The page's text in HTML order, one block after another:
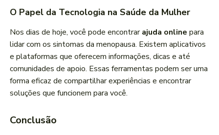
O Papel da Tecnologia na Saúde da Mulher
Nos dias de hoje, você pode encontrarajuda online para
lidar com os sintomas da menopausa. Existem aplicativos
e plataformas que oferecem informações, dicas e até
comunidades de apoio. Essas ferramentas podem ser uma
forma eficaz de compartilhar experiências e encontrar
soluções que funcionem para você.
Conclusão